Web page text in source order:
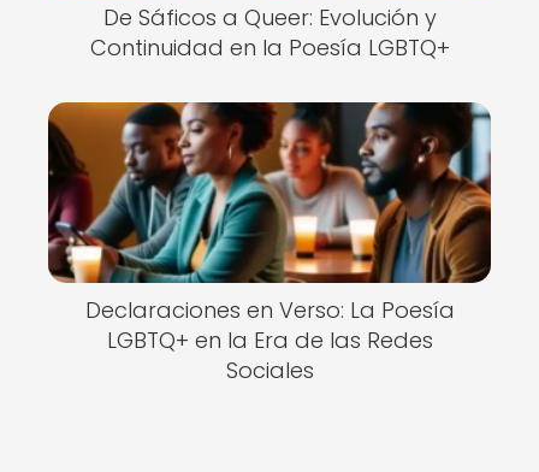
De Sáficos a Queer: Evolución y
Continuidad en la Poesía LGBTQ+
Declaraciones en Verso: La Poesía
LGBTQ+ en la Era de las Redes
Sociales